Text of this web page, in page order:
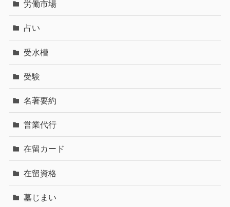
労働市場
占い
受水槽
受験
名著要約
営業代行
在留カード
在留資格
墓じまい